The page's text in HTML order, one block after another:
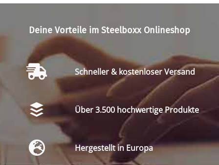
Deine Vorteile im Steelboxx Onlineshop
Schneller & kostenloser Versand
Über 3.500 hochwertige Produkte
Hergestellt in Europa